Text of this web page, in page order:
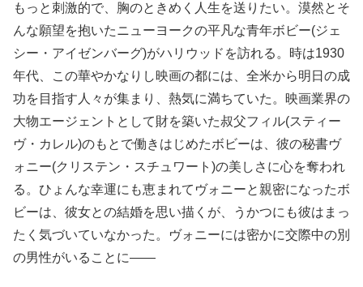
もっと刺激的で、胸のときめく人生を送りたい。漠然とそ
んな願望を抱いたニューヨークの平凡な青年ボビー(ジェ
シー・アイゼンバーグ)がハリウッドを訪れる。時は1930
年代、この華やかなりし映画の都には、全米から明日の成
功を目指す人々が集まり、熱気に満ちていた。映画業界の
大物エージェントとして財を築いた叔父フィル(スティー
ヴ・カレル)のもとで働きはじめたボビーは、彼の秘書ヴ
ォニー(クリステン・スチュワート)の美しさに心を奪われ
る。ひょんな幸運にも恵まれてヴォニーと親密になったボ
ビーは、彼女との結婚を思い描くが、うかつにも彼はまっ
たく気づいていなかった。ヴォニーには密かに交際中の別
の男性がいることに――